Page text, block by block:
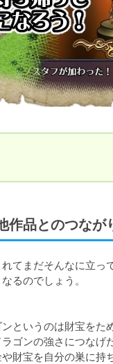
作品とのつなが
てまだそんなに立っ
るのでしょう。
というのは財宝をた
ゴンの強さにつなげ
財宝を自分の巣に